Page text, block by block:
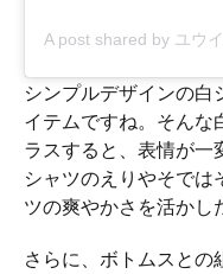
A post shared by ユウ
シンプルデザインの白
イテムですね。そんな
ラスすると、表情が一
シャツのえりやそでは
ツの爽やかさを活かし
さらに、ボトムスとの